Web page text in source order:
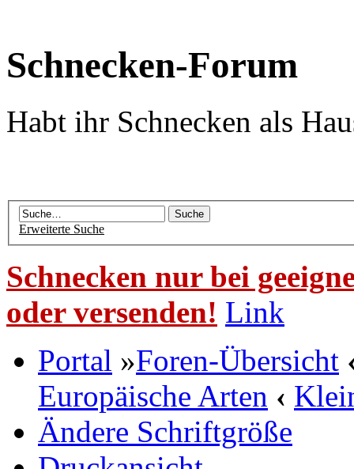
Schnecken-Forum
Habt ihr Schnecken als
Erweiterte Suche
Schnecken nur bei
oder versenden! Link
Portal »Foren-Übersicht
Europäische Arten ‹
Ändere Schriftgröße